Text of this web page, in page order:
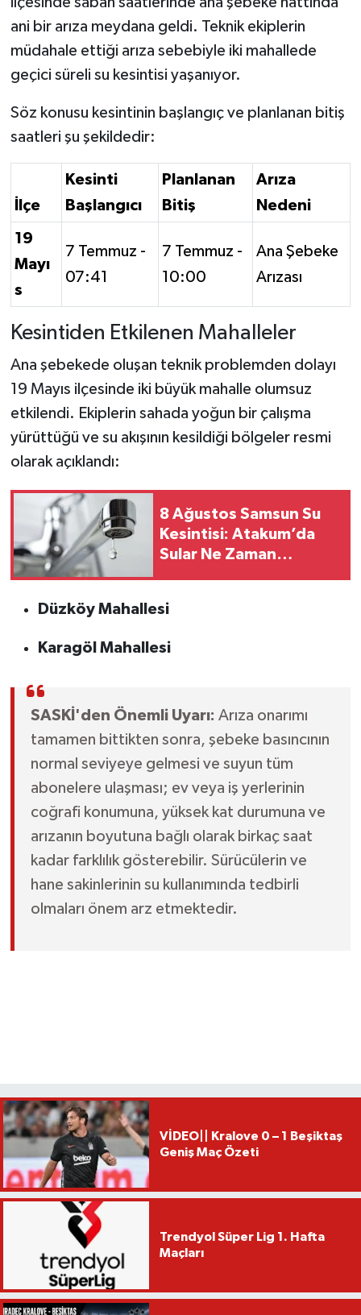
ani bir arıza meydana geldi. Teknik ekiplerin
müdahale ettiği arıza sebebiyle iki mahallede
geçici süreli su kesintisi yaşanıyor.
Söz konusu kesintinin başlangıç ve planlanan bitiş
saatleri şu şekildedir:
İlçe
Kesinti
Başlangıcı
Planlanan
Bitiş
Arıza
Nedeni
19
Mayı
s
7 Temmuz -
07:41
7 Temmuz -
10:00
Ana Şebeke
Arızası
Kesintiden Etkilenen Mahalleler
Ana şebekede oluşan teknik problemden dolayı
19 Mayıs ilçesinde iki büyük mahalle olumsuz
etkilendi. Ekiplerin sahada yoğun bir çalışma
yürüttüğü ve su akışının kesildiği bölgeler resmi
olarak açıklandı:
8 Ağustos Samsun Su
Kesintisi: Atakum’da
Sular Ne Zaman
Düzköy Mahallesi
Karagöl Mahallesi
SASKİ'den Önemli Uyarı: Arıza onarımı
tamamen bittikten sonra, şebeke basıncının
normal seviyeye gelmesi ve suyun tüm
abonelere ulaşması; ev veya iş yerlerinin
coğrafi konumuna, yüksek kat durumuna ve
arızanın boyutuna bağlı olarak birkaç saat
kadar farklılık gösterebilir. Sürücülerin ve
hane sakinlerinin su kullanımında tedbirli
olmaları önem arz etmektedir.
VİDEO|| Kralove 0 – 1 Beşiktaş
Geniş Maç Özeti
Trendyol Süper Lig 1. Hafta
Maçları